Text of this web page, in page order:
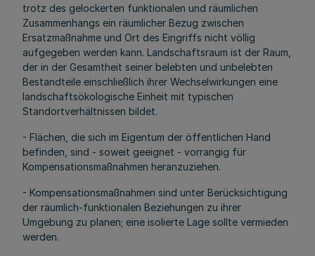
trotz des gelockerten funktionalen und räumlichen
Zusammenhangs ein räumlicher Bezug zwischen
Ersatzmaßnahme und Ort des Eingriffs nicht völlig
aufgegeben werden kann. Landschaftsraum ist der Raum,
der in der Gesamtheit seiner belebten und unbelebten
Bestandteile einschließlich ihrer Wechselwirkungen eine
landschaftsökologische Einheit mit typischen
Standortverhältnissen bildet.
- Flächen, die sich im Eigentum der öffentlichen Hand
befinden, sind - soweit geeignet - vorrangig für
Kompensationsmaßnahmen heranzuziehen.
- Kompensationsmaßnahmen sind unter Berücksichtigung
der räumlich-funktionalen Beziehungen zu ihrer
Umgebung zu planen; eine isolierte Lage sollte vermieden
werden.